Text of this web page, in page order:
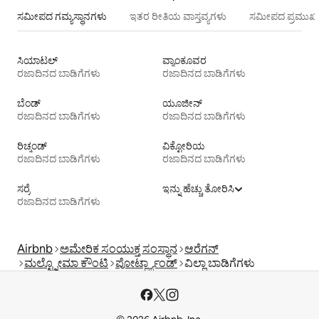
ಸಮೀಪದ ಗಮ್ಯಸ್ಥಾನಗಳು ಇತರ ರೀತಿಯ ವಾಸ್ತವ್ಯಗಳು ಸಮೀಪದ ಪ್ರಮುಖ
ಸಿಯಾಟಲ್
ರಜಾದಿನದ ಬಾಡಿಗೆಗಳು
ವ್ಯಾಂಕೂವರ
ರಜಾದಿನದ ಬಾಡಿಗೆಗಳು
ಬೆಂಡ್
ರಜಾದಿನದ ಬಾಡಿಗೆಗಳು
ಯೂಜೀನ್
ರಜಾದಿನದ ಬಾಡಿಗೆಗಳು
ರಿಚ್ಮಂಡ್
ರಜಾದಿನದ ಬಾಡಿಗೆಗಳು
ವಿಕ್ಟೋರಿಯ
ರಜಾದಿನದ ಬಾಡಿಗೆಗಳು
ಸರ್ರೆ
ರಜಾದಿನದ ಬಾಡಿಗೆಗಳು
ಇನ್ನು ಹೆಚ್ಚು ತೋರಿಸಿ
Airbnb ಅಮೇರಿಕ ಸಂಯುಕ್ತ ಸಂಸ್ಥಾನ ಆರೆಗನ್
ಮಲ್ಟ್ನೋಮಾ ಕೌಂಟಿ ಪೋರ್ಟ್ಲ್ಯಾಂಡ್ ವಿಲ್ಲಾ ಬಾಡಿಗೆಗಳು